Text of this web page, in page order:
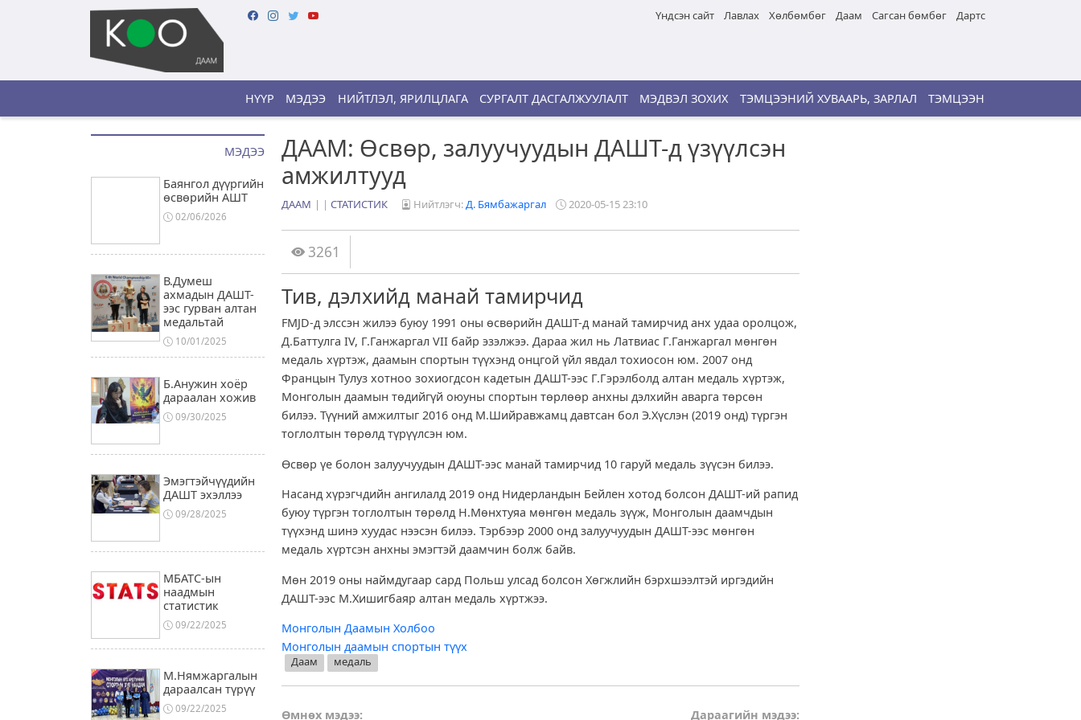
Үндсэн сайт Лавлах Хөлбөмбөг Даам Сагсан бөмбөг Дартс
НҮҮР МЭДЭЭ НИЙТЛЭЛ, ЯРИЛЦЛАГА СУРГАЛТ ДАСГАЛЖУУЛАЛТ МЭДВЭЛ ЗОХИХ ТЭМЦЭЭНИЙ ХУВААРЬ, ЗАРЛАЛ ТЭМЦЭЭН
МЭДЭЭ
Баянгол дүүргийн
өсвөрийн АШТ
02/06/2026
В.Думеш
ахмадын ДАШТ-
ээс гурван алтан
медальтай
10/01/2025
Б.Анужин хоёр
дараалан хожив
09/30/2025
Эмэгтэйчүүдийн
ДАШТ эхэллээ
09/28/2025
МБАТС-ын
наадмын
статистик
09/22/2025
М.Нямжаргалын
дараалсан түрүү
09/22/2025
ДААМ: Өсвөр, залуучуудын ДАШТ-д үзүүлсэн
амжилтууд
ДААМ |СТАТИСТИК Нийтлэгч:Д. Бямбажаргал 2020-05-15 23:10
3261
Тив, дэлхийд манай тамирчид
FMJD-д элссэн жилээ буюу 1991 оны өсвөрийн ДАШТ-д манай тамирчид анх удаа оролцож,
Д.Баттулга IV, Г.Ганжаргал VII байр эзэлжээ. Дараа жил нь Латвиас Г.Ганжаргал мөнгөн
медаль хүртэж, даамын спортын түүхэнд онцгой үйл явдал тохиосон юм. 2007 онд
Францын Тулуз хотноо зохиогдсон кадетын ДАШТ-ээс Г.Гэрэлболд алтан медаль хүртэж,
Монголын даамын төдийгүй оюуны спортын төрлөөр анхны дэлхийн аварга төрсөн
билээ. Түүний амжилтыг 2016 онд М.Шийравжамц давтсан бол Э.Хүслэн (2019 онд) түргэн
тоглолтын төрөлд түрүүлсэн юм.
Өсвөр үе болон залуучуудын ДАШТ-ээс манай тамирчид 10 гаруй медаль зүүсэн билээ.
Насанд хүрэгчдийн ангилалд 2019 онд Нидерландын Бейлен хотод болсон ДАШТ-ий рапид
буюу түргэн тоглолтын төрөлд Н.Мөнхтуяа мөнгөн медаль зүүж, Монголын даамчдын
түүхэнд шинэ хуудас нээсэн билээ. Тэрбээр 2000 онд залуучуудын ДАШТ-ээс мөнгөн
медаль хүртсэн анхны эмэгтэй даамчин болж байв.
Мөн 2019 оны наймдугаар сард Польш улсад болсон Хөгжлийн бэрхшээлтэй иргэдийн
ДАШТ-ээс М.Хишигбаяр алтан медаль хүртжээ.
Монголын Даамын Холбоо
Монголын даамын спортын түүх
Даам медаль
Өмнөх мэдээ: Дараагийн мэдээ: